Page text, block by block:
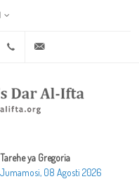
Youtube +20 2 25970400
Tarehe ya Gregoria
Jumamosi, 08 Agosti 2026